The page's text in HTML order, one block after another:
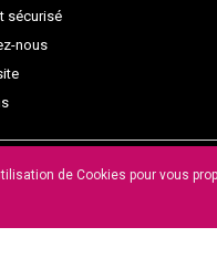
sécurisé
nous
de Cookies pour vous